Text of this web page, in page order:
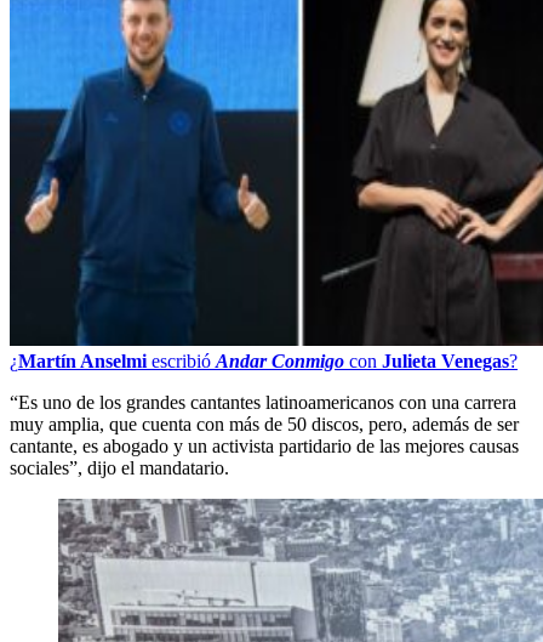
¿Martín Anselmi escribió Andar Conmigo con Julieta Venegas?
“Es uno de los grandes cantantes latinoamericanos con una carrera
muy amplia, que cuenta con más de 50 discos, pero, además de ser
cantante, es abogado y un activista partidario de las mejores causas
sociales”, dijo el mandatario.